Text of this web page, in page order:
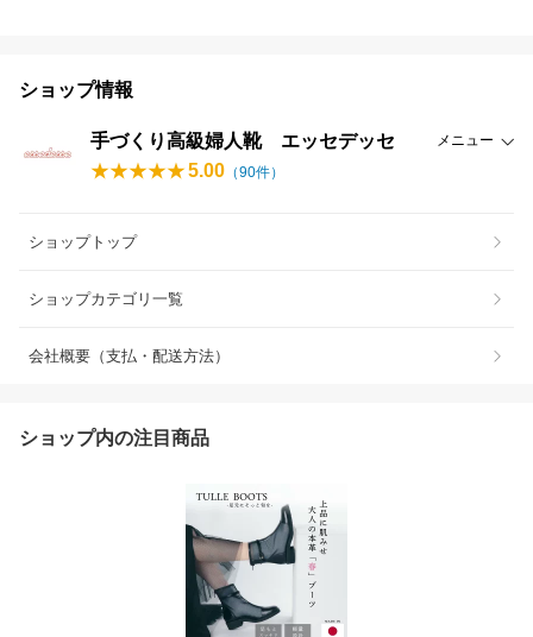
ショップ情報
手づくり高級婦人靴 エッセデッセ メニュー
5.00 （90件）
ショップトップ
ショップカテゴリ一覧
会社概要（支払・配送方法）
ショップ内の注目商品